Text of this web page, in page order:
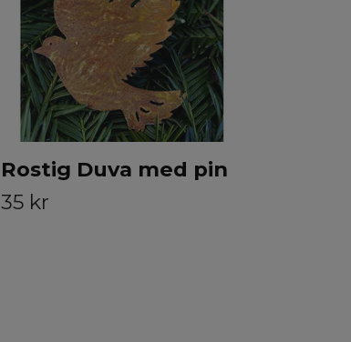
Rostig Duva med pin
35 kr